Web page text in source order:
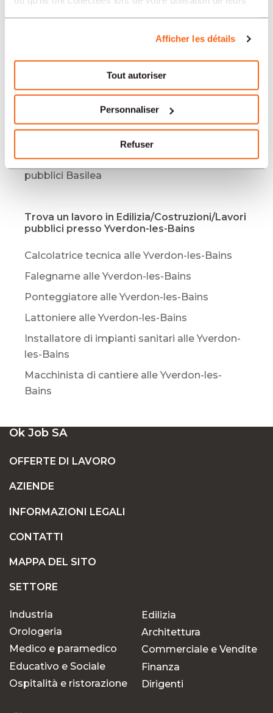
Afficher les détails
Tout autoriser
Personnaliser
Refuser
Offres d'emploi Edilizia/Costruzioni/Lavori
Offres d'emploi Edilizia/Costruzioni/Lavori
Offres d'emploi Edilizia/Costruzioni/Lavori
Offres d'emploi Edilizia/Costruzioni/Lavori
pubblici Basilea
Trova un lavoro in Edilizia/Costruzioni/Lavori
pubblici presso Yverdon-les-Bains
Calcolatrice tecnica alle Yverdon-les-Bains
Falegname alle Yverdon-les-Bains
Ponteggiatore alle Yverdon-les-Bains
Lattoniere alle Yverdon-les-Bains
Installatore di impianti sanitari alle Yverdon-
les-Bains
Macchinista di cantiere alle Yverdon-les-
Bains
Ok Job SA
OFFERTE DI LAVORO
AZIENDE
INFORMAZIONI LEGALI
CONTATTI
MAPPA DEL SITO
SETTORE
Industria
Orologeria
Medico e paramedico
Educativo e Sociale
Ospitalità e ristorazione
Edilizia
Architettura
Commerciale e Vendite
Finanza
Dirigenti